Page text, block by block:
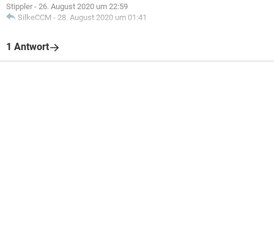
Stippler - 26. August 2020 um 22:59
SilkeCCM - 28. August 2020 um 01:41
1 Antwort